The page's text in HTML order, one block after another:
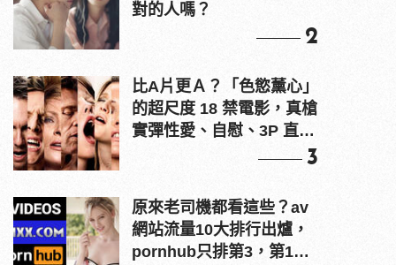
對的人嗎？
2
比A片更Ａ？「色慾薰心」
的超尺度 18 禁電影，真槍
實彈性愛、自慰、3P 直接
3
原來老司機都看這些？av
網站流量10大排行出爐，
pornhub只排第3，第1名